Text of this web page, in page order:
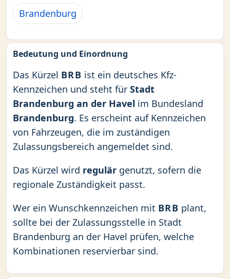
Brandenburg
Bedeutung und Einordnung
Das Kürzel BRB ist ein deutsches Kfz-
Kennzeichen und steht für Stadt
Brandenburg an der Havel im Bundesland
Brandenburg. Es erscheint auf Kennzeichen
von Fahrzeugen, die im zuständigen
Zulassungsbereich angemeldet sind.
Das Kürzel wird regulär genutzt, sofern die
regionale Zuständigkeit passt.
Wer ein Wunschkennzeichen mit BRB plant,
sollte bei der Zulassungsstelle in Stadt
Brandenburg an der Havel prüfen, welche
Kombinationen reservierbar sind.